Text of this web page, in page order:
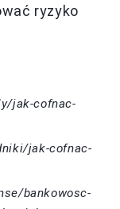
ryzyko
jak-cofnac-
jak-cofnac-
bankowosc-